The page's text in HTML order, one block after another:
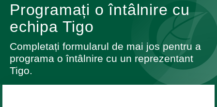
Programați o întâlnire cu
echipa Tigo
Completați formularul de mai jos pentru a
programa o întâlnire cu un reprezentant
Tigo.